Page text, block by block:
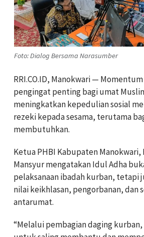
Foto: Dialog Bersama Narasumber
RRI.CO.ID, Manokwari —
pengingat penting bagi umat
meningkatkan kepedulian sosial
rezeki kepada sesama, terutama
membutuhkan.
Ketua PHBI Kabupaten Manokwari,
Mansyur mengatakan Idul Adha
pelaksanaan ibadah kurban, tetapi
nilai keikhlasan, pengorbanan, dan
antarumat.
“Melalui pembagian daging